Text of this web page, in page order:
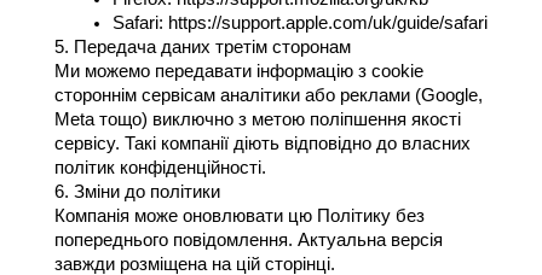
Safari: https://support.apple.com/uk/guide/safari
5. Передача даних третім сторонам
Ми можемо передавати інформацію з cookie
стороннім сервісам аналітики або реклами (Google,
Meta тощо) виключно з метою поліпшення якості
сервісу. Такі компанії діють відповідно до власних
політик конфіденційності.
6. Зміни до політики
Компанія може оновлювати цю Політику без
попереднього повідомлення. Актуальна версія
завжди розміщена на цій сторінці.